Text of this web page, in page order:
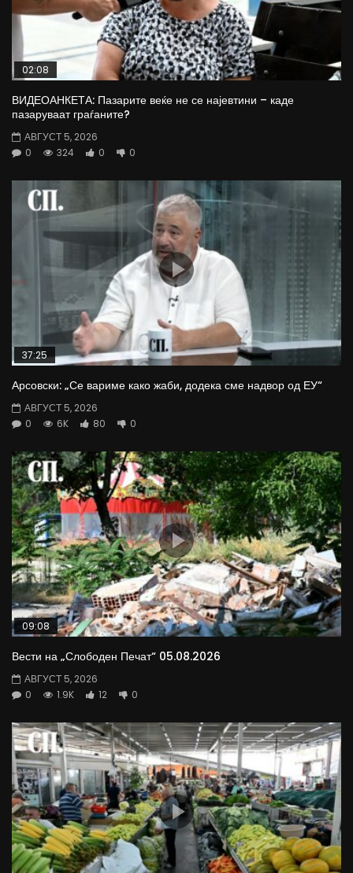
02:08
ВИДЕОАНКЕТА: Пазарите веќе не се најевтини – каде
пазаруваат граѓаните?
АВГУСТ 5, 2026
0
324 0 0
37:25
Арсовски: „Се вариме како жаби, додека сме надвор од ЕУ“
АВГУСТ 5, 2026
0
6K 80 0
09:08
Вести на „Слободен Печат“ 05.08.2026
АВГУСТ 5, 2026
0
1.9K 12 0